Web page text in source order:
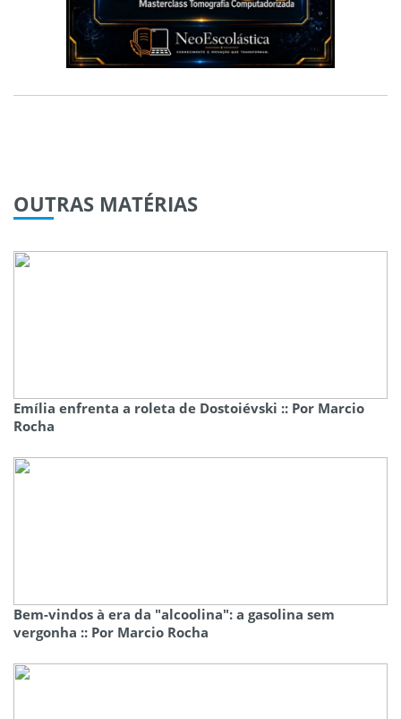
OUTRAS MATÉRIAS
Emília enfrenta a roleta de Dostoiévski :: Por Marcio
Rocha
Bem-vindos à era da "alcoolina": a gasolina sem
vergonha :: Por Marcio Rocha